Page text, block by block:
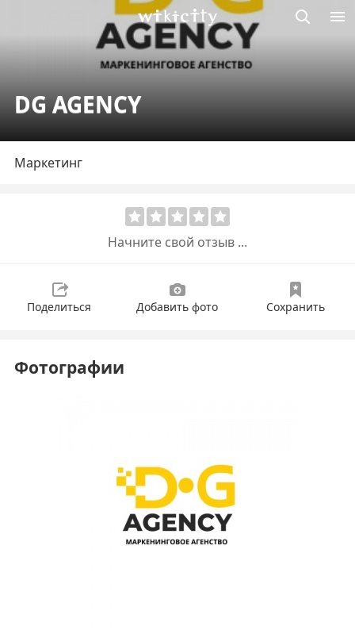
Викисити
DG AGENCY
Маркетинг
Начните свой отзыв ...
Поделиться Добавить фото Сохранить
Фотографии